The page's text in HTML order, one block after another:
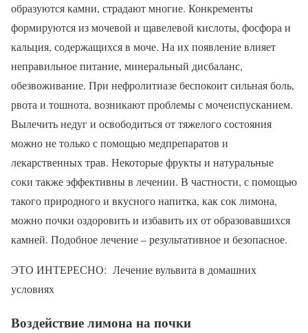
образуются камни, страдают многие. Конкременты
формируются из мочевой и щавелевой кислоты, фосфора и
кальция, содержащихся в моче. На их появление влияет
неправильное питание, минеральный дисбаланс,
обезвоживание. При нефролитиазе беспокоит сильная боль,
рвота и тошнота, возникают проблемы с мочеиспусканием.
Вылечить недуг и освободиться от тяжелого состояния
можно не только с помощью медпрепаратов и
лекарственных трав. Некоторые фрукты и натуральные
соки также эффективны в лечении. В частности, с помощью
такого природного и вкусного напитка, как сок лимона,
можно почки оздоровить и избавить их от образовавшихся
камней. Подобное лечение – результативное и безопасное.
ЭТО ИНТЕРЕСНО: Лечение вульвита в домашних
условиях
Воздействие лимона на почки